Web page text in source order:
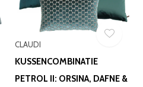
CLAUDI
KUSSENCOMBINATIE
PETROL II: ORSINA, DAFNE &